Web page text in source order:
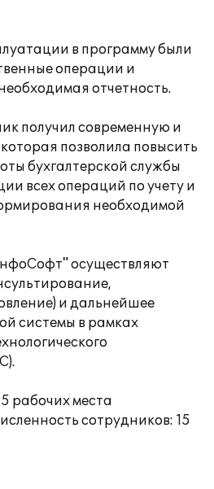
в программу были
операции и
отчетность.
получил современную и
позволила повысить
бухгалтерской службы
всех операций по учету и
необходимой
осуществляют
и дальнейшее
системы в рамках
рабочих места
сотрудников: 15